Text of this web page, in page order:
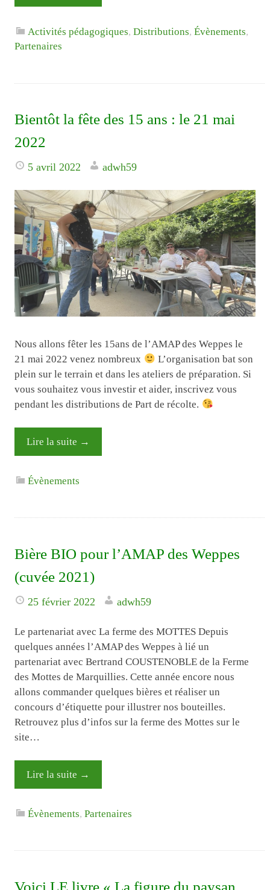
Activités pédagogiques,Distributions,Évènements,
Partenaires
Bientôt la fête des 15 ans : le 21 mai
2022
5 avril 2022 adwh59
Nous allons fêter les 15ans de l’AMAP des Weppes le
21 mai 2022 venez nombreux
L’organisation bat son
plein sur le terrain et dans les ateliers de préparation. Si
vous souhaitez vous investir et aider, inscrivez vous
pendant les distributions de Part de récolte.
Lire la suite →
Évènements
Bière BIO pour l’AMAP des Weppes
(cuvée 2021)
25 février 2022 adwh59
Le partenariat avec La ferme des MOTTES Depuis
quelques années l’AMAP des Weppes à lié un
partenariat avec Bertrand COUSTENOBLE de la Ferme
des Mottes de Marquillies. Cette année encore nous
allons commander quelques bières et réaliser un
concours d’étiquette pour illustrer nos bouteilles.
Retrouvez plus d’infos sur la ferme des Mottes sur le
site…
Lire la suite →
Évènements,Partenaires
Voici LE livre « La figure du paysan.